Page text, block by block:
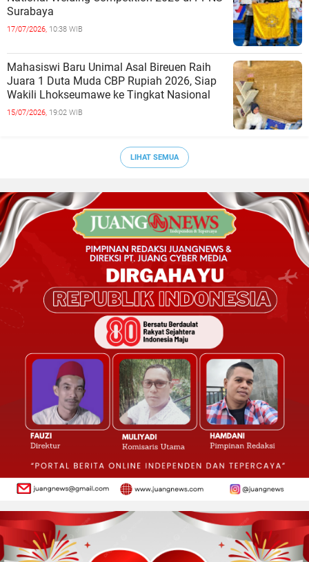
Surabaya
17/07/2026, 10:38 WIB
Mahasiswi Baru Unimal Asal Bireuen Raih
Juara 1 Duta Muda CBP Rupiah 2026, Siap
Wakili Lhokseumawe ke Tingkat Nasional
15/07/2026, 19:02 WIB
LIHAT SEMUA